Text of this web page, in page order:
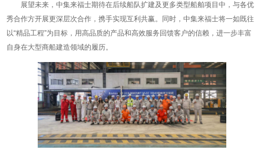
展望未来，中集来福士期待在后续船队扩建及更多类型船舶项目中，与各优
秀合作方开展更深层次合作，携手实现互利共赢。同时，中集来福士将一如既往
以“精品工程”为目标，用高品质的产品和高效服务回馈客户的信赖，进一步丰富
自身在大型商船建造领域的履历。